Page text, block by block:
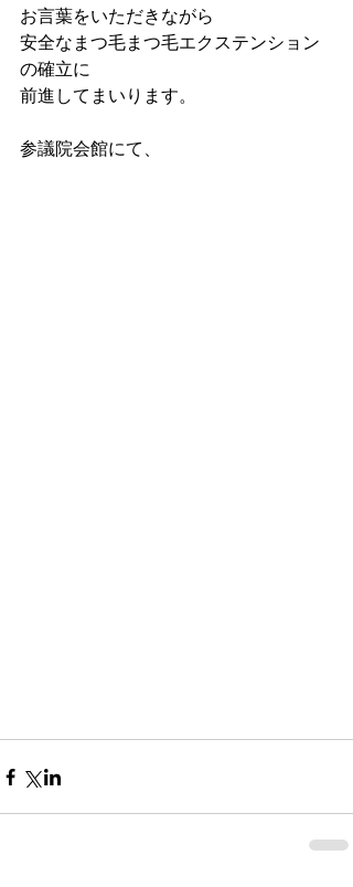
お言葉をいただきながら
安全なまつ毛まつ毛エクステンション
の確立に
前進してまいります。
参議院会館にて、